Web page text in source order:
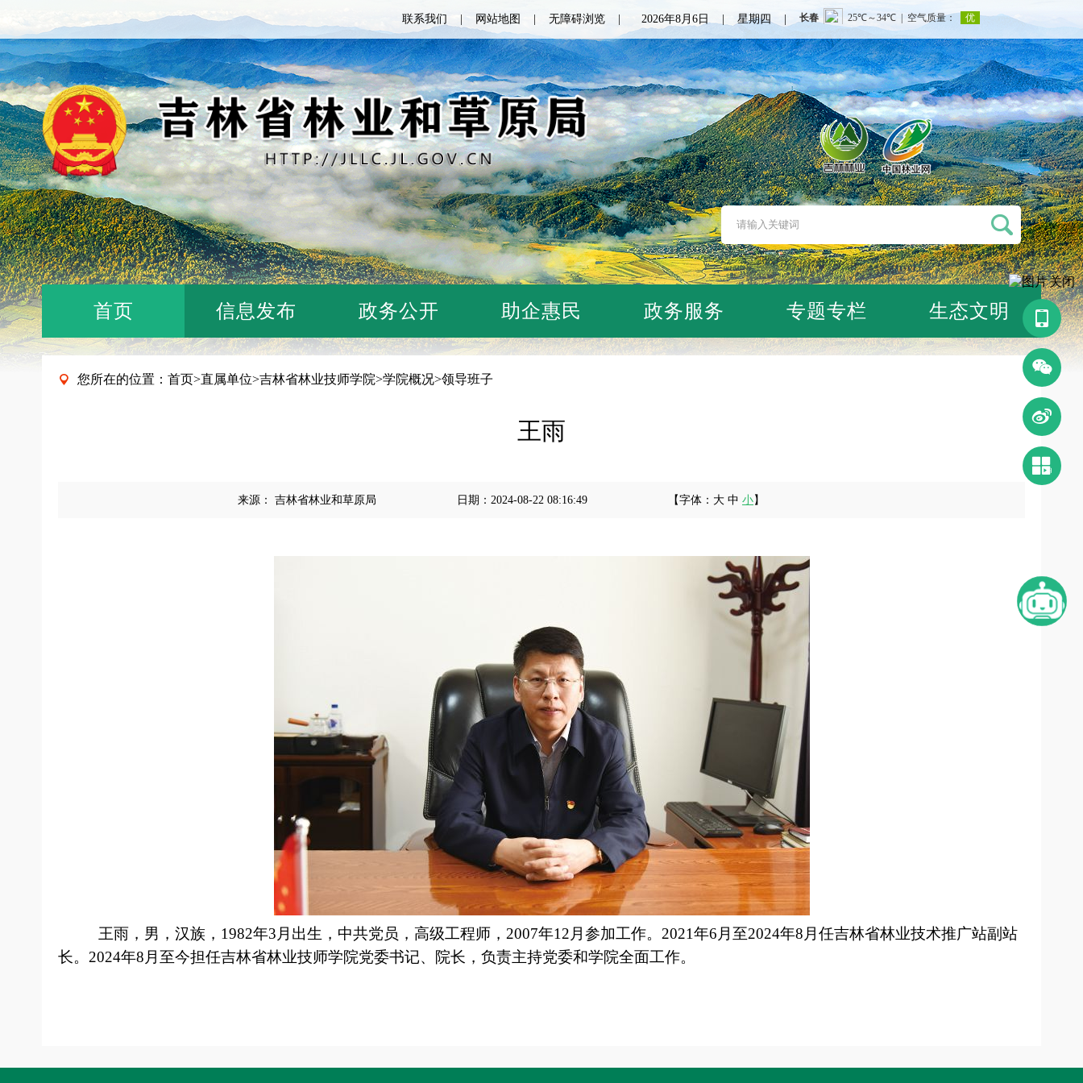
2026年8月6日 | 星期四 |
联系我们 网站地图 无障碍浏览
首页 信息发布 政务公开 助企惠民 政务服务 专题专栏 生态文明
 您所在的位置： 首页>直属单位>吉林省林业技师学院>学院概况>领导班子
王雨
来源： 吉林省林业和草原局 日期： 2024-08-22 08:16:49 【字体： 大 中 小】
王雨，男，汉族，1982年3月出生，中共党员，高级工程师，2007年12月参加工作。2021年6月至2024年8月任吉林省林业技术推广站副站
长。2024年8月至今担任吉林省林业技师学院党委书记、院长，负责主持党委和学院全面工作。
关闭
󰀿
󰄆

